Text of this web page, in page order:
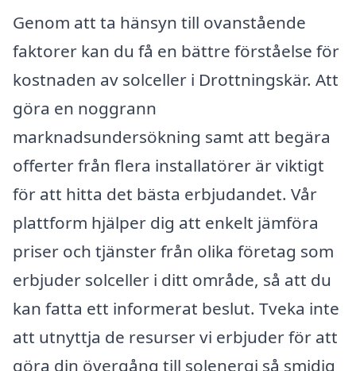
Genom att ta hänsyn till ovanstående
faktorer kan du få en bättre förståelse för
kostnaden av solceller i Drottningskär. Att
göra en noggrann
marknadsundersökning samt att begära
offerter från flera installatörer är viktigt
för att hitta det bästa erbjudandet. Vår
plattform hjälper dig att enkelt jämföra
priser och tjänster från olika företag som
erbjuder solceller i ditt område, så att du
kan fatta ett informerat beslut. Tveka inte
att utnyttja de resurser vi erbjuder för att
göra din övergång till solenergi så smidig